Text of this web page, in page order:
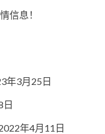
信息！
年3月25日
日
年4月11日